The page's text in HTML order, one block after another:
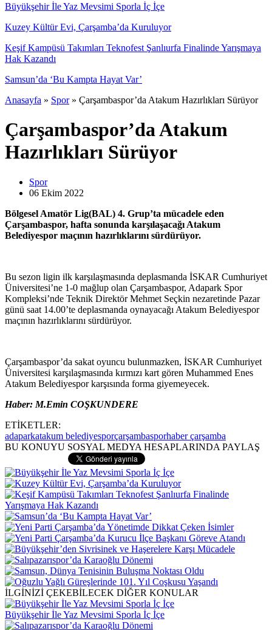
Büyükşehir İle Yaz Mevsimi Sporla İç İçe
Kuzey Kültür Evi, Çarşamba’da Kuruluyor
Keşif Kampüsü Takımları Teknofest Şanlıurfa Finalinde Yarışmaya
Hak Kazandı
Samsun’da ‘Bu Kampta Hayat Var’
Anasayfa » Spor » Çarşambaspor’da Atakum Hazırlıkları Sürüyor
Çarşambaspor’da Atakum
Hazırlıkları Sürüyor
Spor
06 Ekim 2022
Bölgesel Amatör Lig(BAL) 4. Grup’ta mücadele eden
Çarşambaspor, hafta sonunda karşılaşacağı Atakum
Belediyespor maçının hazırlıklarını sürdürüyor.
Bu sezon ligin ilk karşılaşmasında deplasmanda İSKAR Cumhuriyet
Üniversitesi’ne 1-0 mağlup olan Çarşambaspor, Adapark Spor
Kompleksi’nde Teknik Direktör Mehmet Seçkin nezaretinde Pazar
günü saat 14.00’te deplasmanda oynayacağı Atakum Belediyespor
maçının hazırlıklarını sürdürüyor.
Çarşambaspor’da sakat oyuncu bulunmazken, İSKAR Cumhuriyet
Üniversitesi karşılaşmasında kırmızı kart gören Muhammed Enes
Atakum Belediyespor karşısında forma giyemeyecek.
Haber: M.Emin COŞKUNDERE
ETİKETLER:
adaparkatakum belediyesporçarşambasporhaber çarşamba
BU KONUYU SOSYAL MEDYA HESAPLARINDA PAYLAŞ
İLGİNİZİ ÇEKEBİLECEK DİĞER KONULAR
Büyükşehir İle Yaz Mevsimi Sporla İç İçe